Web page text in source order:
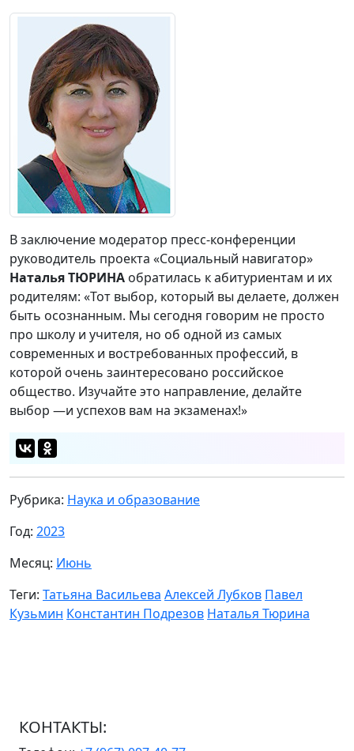
В заключение модератор пресс-конференции
руководитель проекта «Социальный навигатор»
Наталья ТЮРИНА обратилась к абитуриентам и их
родителям: «Тот выбор, который вы делаете, должен
быть осознанным. Мы сегодня говорим не просто
про школу и учителя, но об одной из самых
современных и востребованных профессий, в
которой очень заинтересовано российское
общество. Изучайте это направление, делайте
выбор —и успехов вам на экзаменах!»
Рубрика: Наука и образование
Год: 2023
Месяц: Июнь
Теги: Татьяна Васильева Алексей Лубков Павел
Кузьмин Константин Подрезов Наталья Тюрина
КОНТАКТЫ: